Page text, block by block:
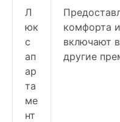
Л
юк
с
ап
ар
та
ме
нт
комфорта
включают
другие